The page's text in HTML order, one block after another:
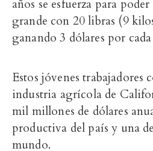
años se esfuerza para
grande con 20 libras (9
ganando 3 dólares por
Estos jóvenes trabajadores
industria agrícola de
mil millones de dólares
productiva del país y una
mundo.